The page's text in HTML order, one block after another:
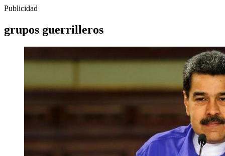
Publicidad
grupos guerrilleros